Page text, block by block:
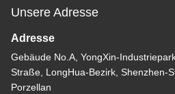
Unsere Adresse
Adresse
Gebäude No.A, YongXin-
Straße, LongHua-Bezirk, Shenzhen-
Porzellan